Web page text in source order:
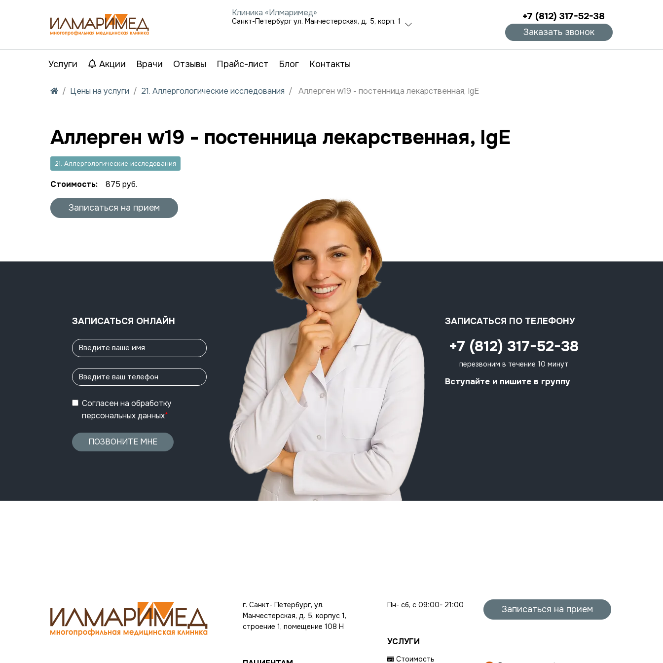
Клиника «Илмаримед»
Санкт-Петербург ул. Манчестерская, д. 5, корп. 1 +7 (812) 317-52-38
Заказать звонок
Услуги Акции Врачи Отзывы Прайс-лист Блог Контакты
Цены на услуги 21. Аллергологические исследования Аллерген w19 - постенница лекарственная, IgE
Аллерген w19 - постенница лекарственная, IgE
21. Аллергологические исследования
Стоимость: 875 руб.
Записаться на прием
ЗАПИСАТЬСЯ ОНЛАЙН
Согласен на обработку
персональных данных*
ПОЗВОНИТЕ МНЕ
ЗАПИСАТЬСЯ ПО ТЕЛЕФОНУ
+7 (812) 317-52-38
перезвоним в течение 10 минут
Вступайте и пишите в группу
г. Санкт- Петербург, ул.
Манчестерская, д. 5, корпус 1,
строение 1, помещение 108 Н
Пн- сб, с 09:00- 21:00
УСЛУГИ
Стоимость
Записаться на прием